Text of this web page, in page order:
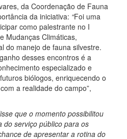
da Coordenação de Fauna
da iniciativa: “Foi uma
como palestrante no I
Mudanças Climáticas,
do manejo de fauna silvestre.
desses encontros é a
especializado e
biólogos, enriquecendo o
a realidade do campo”,
que o momento possibilitou
do serviço público para os
de apresentar a rotina do